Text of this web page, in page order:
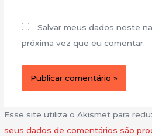
Salvar meus dados neste
próxima vez que eu comentar.
Esse site utiliza o Akismet para
seus dados de comentários são